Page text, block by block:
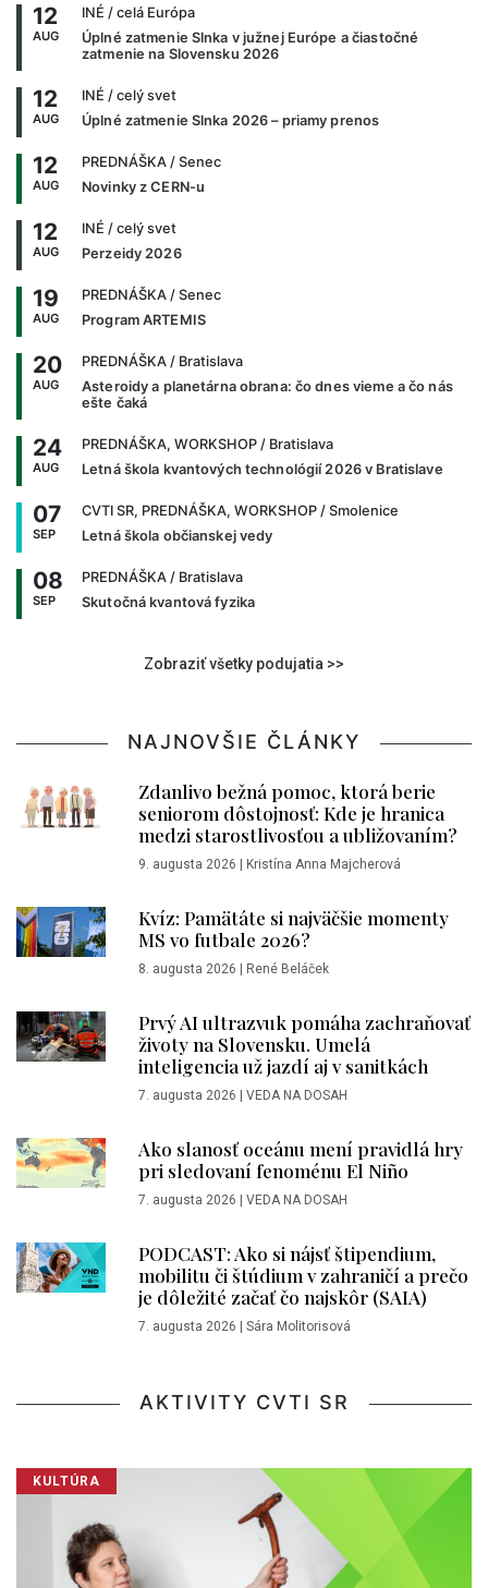
12
AUG
INÉ / celá Európa
Úplné zatmenie Slnka v južnej Európe a čiastočné
zatmenie na Slovensku 2026
12
AUG
INÉ / celý svet
Úplné zatmenie Slnka 2026 – priamy prenos
12
AUG
PREDNÁŠKA / Senec
Novinky z CERN-u
12
AUG
INÉ / celý svet
Perzeidy 2026
19
AUG
PREDNÁŠKA / Senec
Program ARTEMIS
20
AUG
PREDNÁŠKA / Bratislava
Asteroidy a planetárna obrana: čo dnes vieme a čo nás
ešte čaká
24
AUG
PREDNÁŠKA, WORKSHOP / Bratislava
Letná škola kvantových technológií 2026 v Bratislave
07
SEP
CVTI SR, PREDNÁŠKA, WORKSHOP / Smolenice
Letná škola občianskej vedy
08
SEP
PREDNÁŠKA / Bratislava
Skutočná kvantová fyzika
Zobraziť všetky podujatia >>
NAJNOVŠIE ČLÁNKY
Zdanlivo bežná pomoc, ktorá berie
seniorom dôstojnosť: Kde je hranica
medzi starostlivosťou a ubližovaním?
9. augusta 2026 Kristína Anna Majcherová
Kvíz: Pamätáte si najväčšie momenty
MS vo futbale 2026?
8. augusta 2026 René Beláček
Prvý AI ultrazvuk pomáha zachraňovať
životy na Slovensku. Umelá
inteligencia už jazdí aj v sanitkách
7. augusta 2026 VEDA NA DOSAH
Ako slanosť oceánu mení pravidlá hry
pri sledovaní fenoménu El Niño
7. augusta 2026 VEDA NA DOSAH
PODCAST: Ako si nájsť štipendium,
mobilitu či štúdium v zahraničí a prečo
je dôležité začať čo najskôr (SAIA)
7. augusta 2026 Sára Molitorisová
AKTIVITY CVTI SR
KULTÚRA